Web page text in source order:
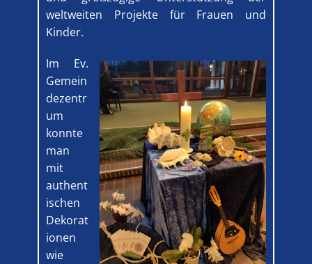
weltweiten Projekte für Frauen und
Kinder.
Im Ev.
Gemein
dezentr
um
konnte
man
mit
authent
ischen
Dekorat
ionen
wie